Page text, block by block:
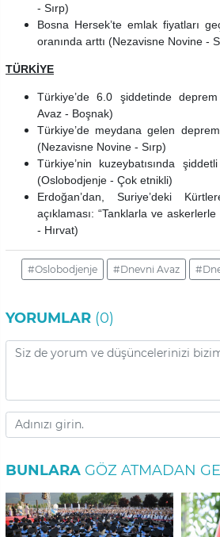
- Sırp)
Bosna Hersek’te emlak fiyatları
oranında arttı (Nezavisne Novine -
TÜRKİYE
Türkiye’de 6.0 şiddetinde
Avaz - Boşnak)
Türkiye’de meydana gelen
(Nezavisne Novine - Sırp)
Türkiye’nin kuzeybatısında
(Oslobodjenje - Çok etnikli)
Erdoğan’dan, Suriye’deki
açıklaması: “Tanklarla ve askerlerle
- Hırvat)
#Oslobodjenje #Dnevni Avaz
YORUMLAR (0)
BUNLARA GÖZ ATMADAN